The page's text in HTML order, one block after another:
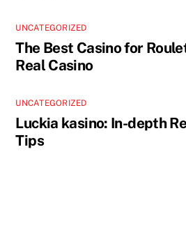
UNCATEGORIZED
The Best Casino for
Real Casino
UNCATEGORIZED
Luckia kasino: In-depth
Tips